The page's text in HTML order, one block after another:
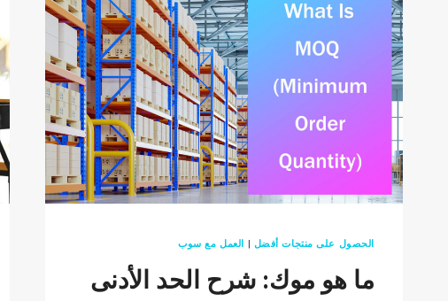
BLACK
2026(&
TIPS
DRIVE
SALES)
الحصول على منتجات أفضل العمل مع سوب
ما هو موك: شرح الحد الأدنى